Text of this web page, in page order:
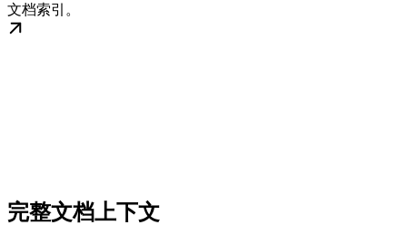
文档索引。
完整文档上下文